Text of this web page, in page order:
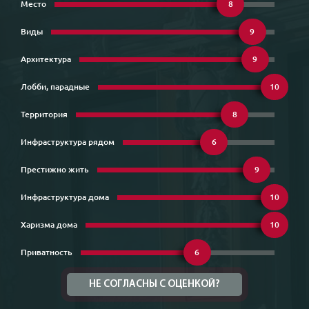
Место 8
Виды 9
Архитектура 9
Лобби, парадные 10
Территория 8
Инфраструктура рядом 6
Престижно жить 9
Инфраструктура дома 10
Харизма дома 10
Приватность 6
НЕ СОГЛАСНЫ С ОЦЕНКОЙ?